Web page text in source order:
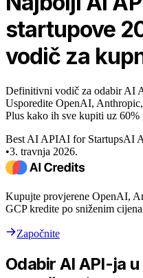
startupove
vodič za
Definitivni vodič za odabir AI
Usporedite OpenAI,
Plus kako ih sve kupiti uz 60%
Best AI APIAI for StartupsAI
•3. travnja 2026.
Kupujte provjerene OpenAI,
GCP kredite po sniženim
Započnite
Odabir AI API-ja